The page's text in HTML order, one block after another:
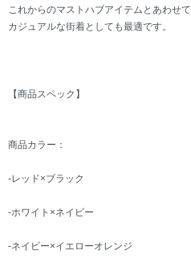
これからのマストハブアイテムとあわせて
カジュアルな街着としても最適です。
【商品スペック】
商品カラー：
-レッド×ブラック
-ホワイト×ネイビー
-ネイビー×イエローオレンジ